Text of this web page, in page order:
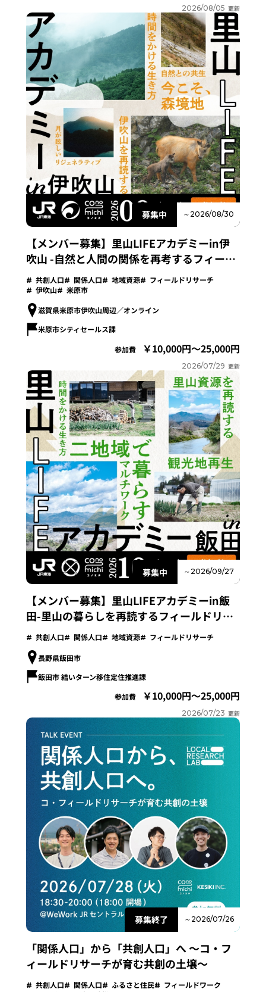
2026/08/05 更新
募集中 ～2026/08/30
【メンバー募集】里山LIFEアカデミーin伊
吹山 -自然と人間の関係を再考するフィール
ドリサーチプログラム-
共創人口 関係人口 地域資源
フィールドリサーチ
伊吹山
米原市
滋賀県米原市伊吹山周辺／オンライン
米原市シティセールス課
参加費
10,000円～25,000円
2026/07/29 更新
募集中 ～2026/09/27
【メンバー募集】里山LIFEアカデミーin飯
田-里山の暮らしを再読するフィールドリサ
ーチプログラム-
共創人口 関係人口 地域資源 フィールドリサーチ
長野県飯田市
飯田市 結いターン移住定住推進課
参加費
10,000円～25,000円
2026/07/23 更新
募集終了 ～2026/07/26
「関係人口」から「共創人口」へ 〜コ・フ
ィールドリサーチが育む共創の土壌～
共創人口 関係人口 ふるさと住民
フィールドワーク